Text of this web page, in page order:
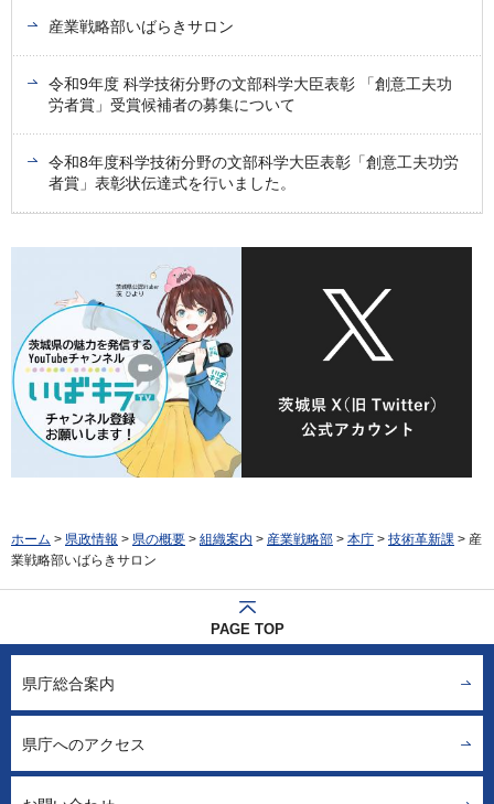
産業戦略部いばらきサロン
令和9年度 科学技術分野の文部科学大臣表彰 「創意工夫功
労者賞」受賞候補者の募集について
令和8年度科学技術分野の文部科学大臣表彰「創意工夫功労
者賞」表彰状伝達式を行いました。
ホーム > 県政情報 > 県の概要 > 組織案内 > 産業戦略部 > 本庁 > 技術革新課 > 産
業戦略部いばらきサロン
PAGE TOP
県庁総合案内
県庁へのアクセス